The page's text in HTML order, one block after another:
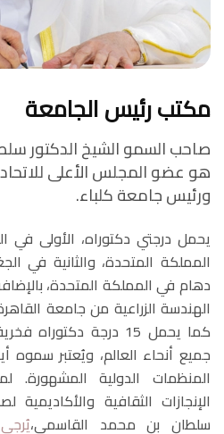
مكتب رئيس الجامعة
صاحب السمو الشيخ الدكتور
هو عضو المجلس الأعلى
ورئيس جامعة كلباء.
يحمل درجتي دكتوراه، الأولى في
المملكة المتحدة، والثانية في
دهام في المملكة المتحدة،
الهندسة الزراعية من جامعة
كما يحمل 15 درجة
جميع أنحاء العالم، ويُعتبر
المنظمات الدولية المشهورة.
الإنجازات الثقافية
سلطان بن محمد القاسمي،